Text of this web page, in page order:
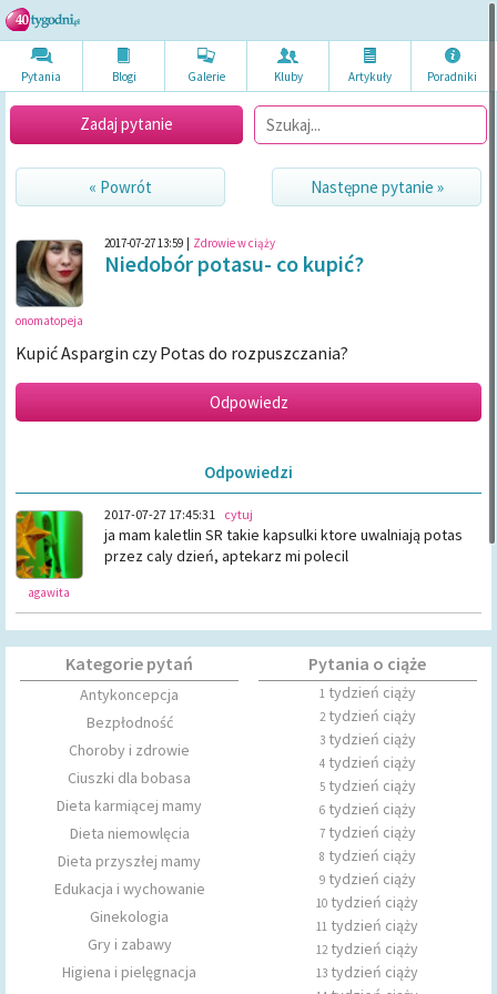
Pytania Blogi Galerie Kluby Artykuły Poradniki
Zadaj pytanie
« Powrót Następne pytanie »
onomatopeja
2017-07-27 13:59 Zdrowie w ciąży
Niedobór potasu- co kupić?
Kupić Aspargin czy Potas do rozpuszczania?
Odpowiedzi
agawita
2017-07-27 17:45:31 cytuj
ja mam kaletlin SR takie kapsulki ktore uwalniają potas
przez caly dzień, aptekarz mi polecil
Kategorie pytań
Antykoncepcja
Bezpłodność
Choroby i zdrowie
Ciuszki dla bobasa
Dieta karmiącej mamy
Dieta niemowlęcia
Dieta przyszłej mamy
Edukacja i wychowanie
Ginekologia
Gry i zabawy
Higiena i pielęgnacja
Pytania o ciąże
1tydzień ciąży
2tydzień ciąży
3tydzień ciąży
4tydzień ciąży
5tydzień ciąży
6tydzień ciąży
7tydzień ciąży
8 tydzień ciąży
9tydzień ciąży
10 tydzień ciąży
11 tydzień ciąży
12tydzień ciąży
13 tydzień ciąży